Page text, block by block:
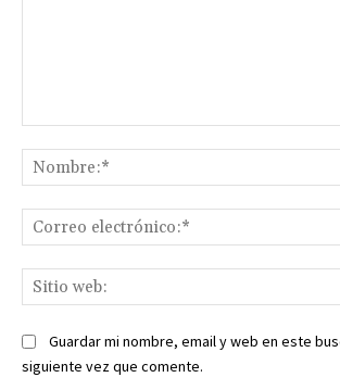
Guardar mi nombre, email y web en este
siguiente vez que comente.